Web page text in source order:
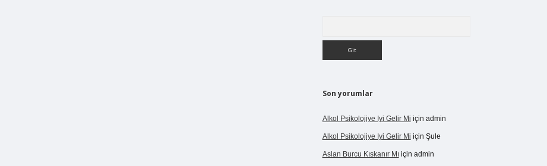
Son yorumlar
Alkol Psikolojiye Iyi Gelir Mi için admin
Alkol Psikolojiye Iyi Gelir Mi için Şule
Aslan Burcu Kıskanır Mıiçin admin